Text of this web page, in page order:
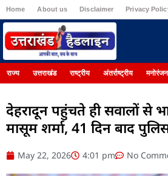
Home About us Disclaimer Privacy
राज्य उत्तराखंड राष्ट्रीय अंतर्राष्ट्रीय मनोरंजन
देहरादून पहुंचते ही सवालों से
मासूम शर्मा, 41 दिन बाद
May 22, 2026 4:01 pm No